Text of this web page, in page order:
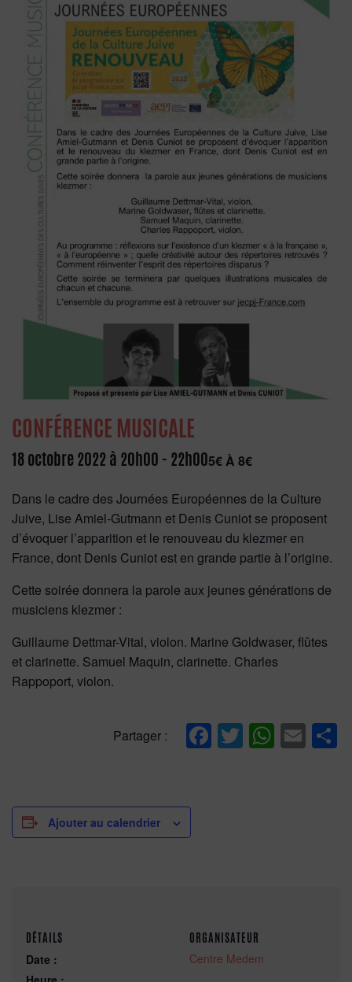
CONFÉRENCE MUSICALE
18 octobre 2022 à 20h00 - 22h005€ À 8€
Dans le cadre des Journées Européennes de la Culture
Juive, Lise Amiel-Gutmann et Denis Cuniot se proposent
d’évoquer l’apparition et le renouveau du klezmer en
France, dont Denis Cuniot est en grande partie à l’origine.
Cette soirée donnera la parole aux jeunes générations de
musiciens klezmer :
Guillaume Dettmar-Vital, violon. Marine Goldwaser, flûtes
et clarinette. Samuel Maquin, clarinette. Charles
Rappoport, violon.
Partager : Facebook
Twitter
Ajouter au calendrier
DÉTAILS
Date :
ORGANISATEUR
Centre Medem